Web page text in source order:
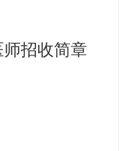
招收简章